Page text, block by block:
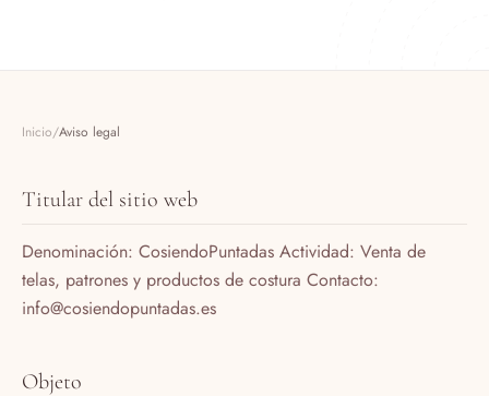
Inicio/Aviso legal
Titular del sitio web
Denominación: CosiendoPuntadas Actividad: Venta de
telas, patrones y productos de costura Contacto:
info@cosiendopuntadas.es
Objeto